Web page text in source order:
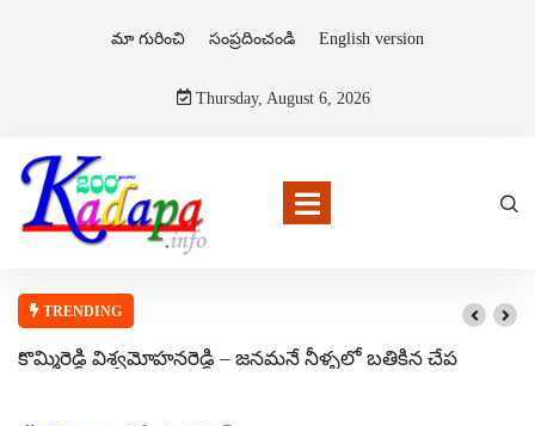
మా గురించి సంప్రదించండి English version
Thursday, August 6, 2026
TRENDING
కొమ్మిరెడ్డి విశ్వమోహనరెడ్డి – జనమనే నీళ్ళలో బతికిన చేప